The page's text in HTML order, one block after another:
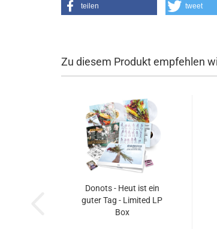
teilen tweet
Zu diesem Produkt empfehlen
Donots - Heut ist ein
guter Tag - Limited LP
Box